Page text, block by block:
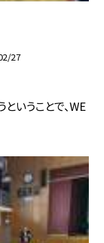
27
いうことで、WE